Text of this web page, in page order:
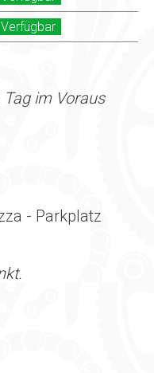
Verfügbar
Tag im Voraus
- Parkplatz